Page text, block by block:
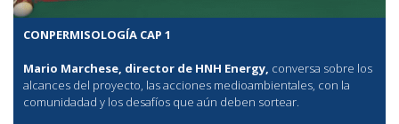
CONPERMISOLOGÍA CAP 1
Mario Marchese, director de HNH Energy, conversa sobre los
alcances del proyecto, las acciones medioambientales, con la
comunidadad y los desafíos que aún deben sortear.